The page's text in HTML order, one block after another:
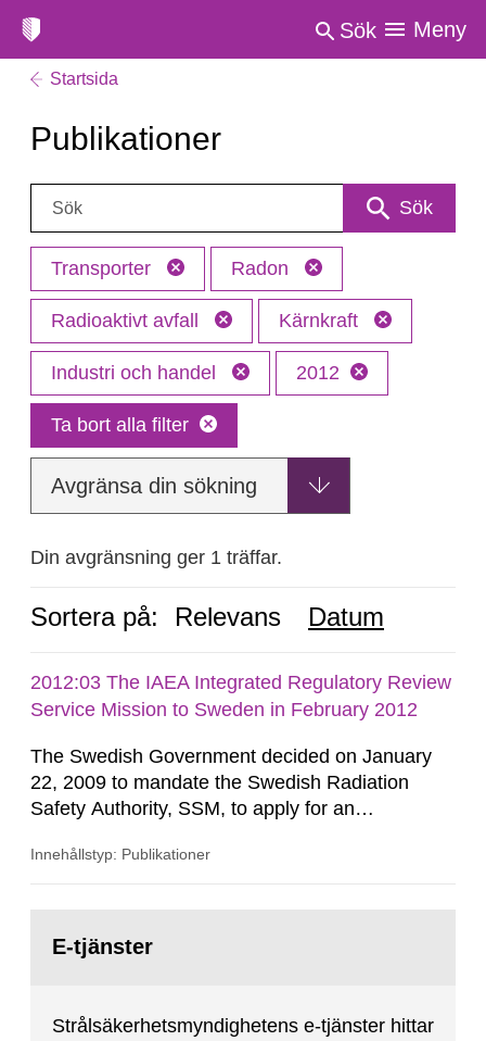
Sök Meny
Startsida
Publikationer
Sök: Sök
Transporter Radon
Radioaktivt avfall Kärnkraft
Industri och handel 2012
Ta bort alla filter
Avgränsa din sökning
Din avgränsning ger 1 träffar.
Sortera på: Relevans Datum
2012:03 The IAEA Integrated Regulatory Review
Service Mission to Sweden in February 2012
The Swedish Government decided on January
22, 2009 to mandate the Swedish Radiation
Safety Authority, SSM, to apply for an
areas of supervision, an ‘IRRS’ (Integrated
February 25, 2009, SSM made a formal request
to the IAEA for an IRRS in Sweden. The time...
Innehållstyp: Publikationer
sida:E-tjänster
Strålsäkerhetsmyndighetens e-tjänster hittar